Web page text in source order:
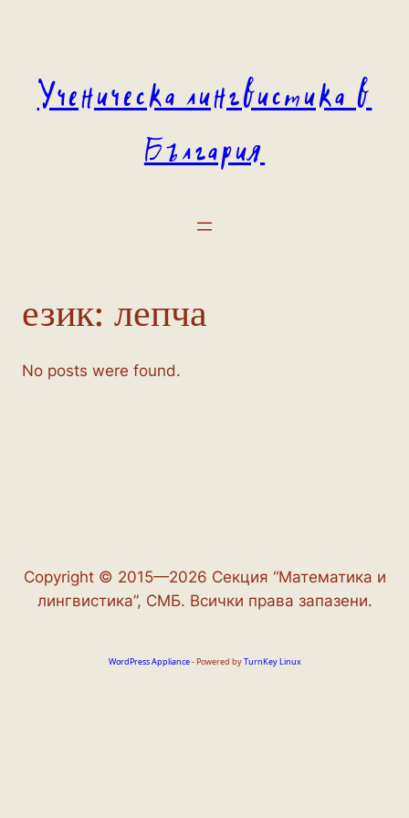
Ученическа лингвистика в
България
език: лепча
No posts were found.
Copyright © 2015—2026 Секция “Математика и
лингвистика”, СМБ. Всички права запазени.
WordPress Appliance- Powered byTurnKey Linux